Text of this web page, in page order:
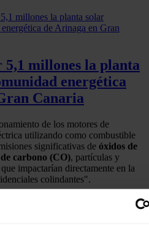
millones la planta
energética
Canaria
de los motores de
utilizando como combustible
significativas de óxidos de
carbono (CO), partículas y
impactarían directamente en la
colindantes".
de gas propano y gasoil va